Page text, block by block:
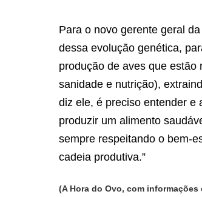
Para o novo gerente geral
dessa evolução genética,
produção de aves que
sanidade e nutrição),
diz ele, é preciso entender e
produzir um alimento
sempre respeitando o bem-
cadeia produtiva.”
(A Hora do Ovo, com